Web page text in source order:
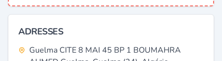
ADRESSES
Guelma CITE 8 MAI 45 BP 1 BOUMAHRA